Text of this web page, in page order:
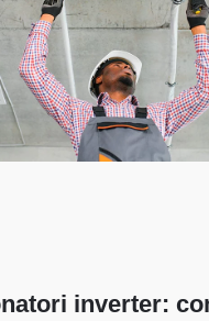
inverter: